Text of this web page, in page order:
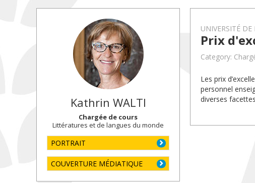
Kathrin WALTI
Chargée de cours
Littératures et de langues du monde
PORTRAIT
COUVERTURE MÉDIATIQUE
UNIVERSITÉ
Prix
Category:
Les prix
personnel
diverses